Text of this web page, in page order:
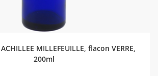
MILLEFEUILLE, flacon VERRE,
200ml